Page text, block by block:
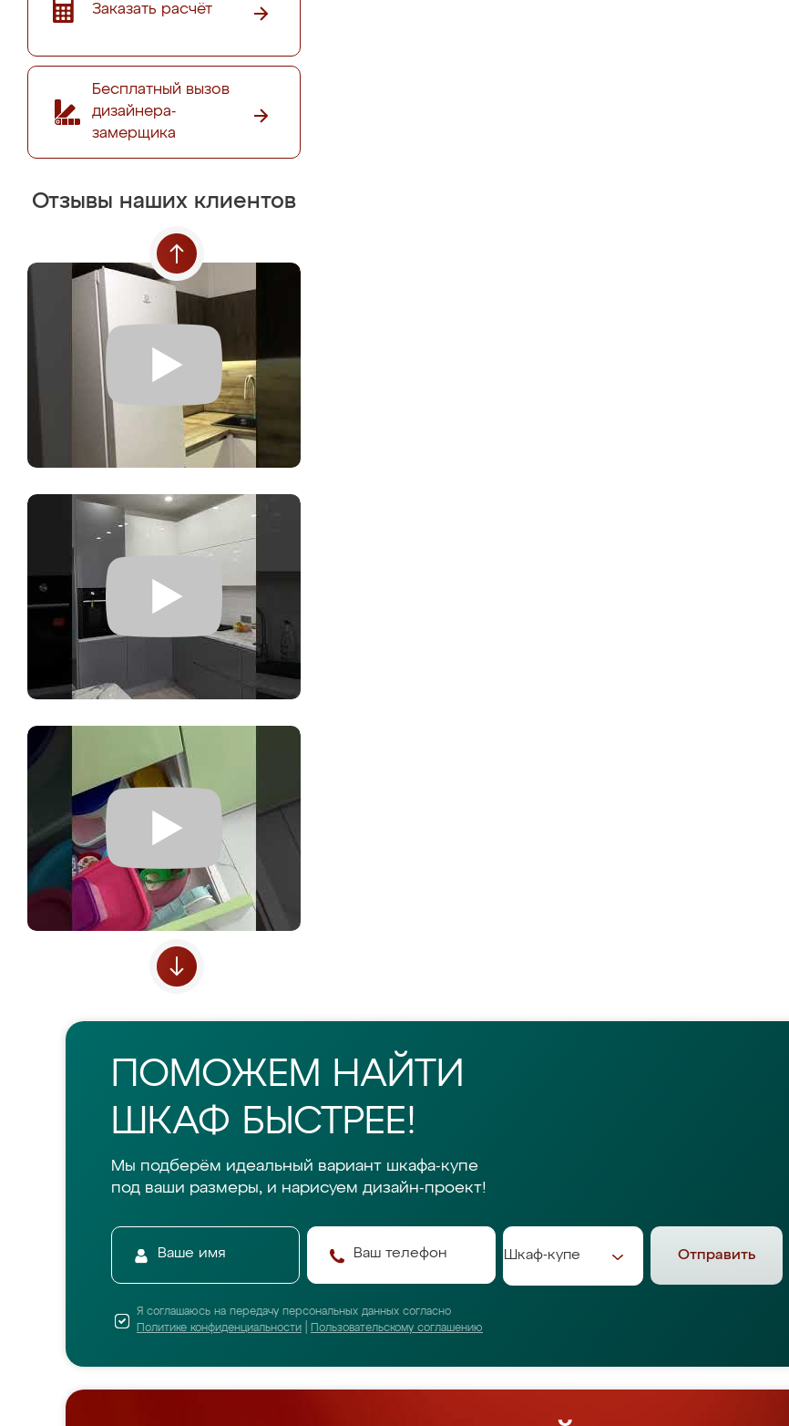
Заказать расчёт
Бесплатный вызов
дизайнера-
замерщика
Отзывы наших клиентов
ПОМОЖЕМ НАЙТИ
ШКАФ БЫСТРЕЕ!
Мы подберём идеальный вариант шкафа-купе
под ваши размеры, и нарисуем дизайн-проект!
Отправить
Я соглашаюсь на передачу персональных данных согласно
Политике конфиденциальности
Пользовательскому соглашению